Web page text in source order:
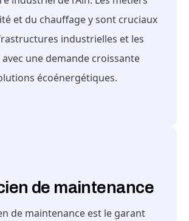
et du chauffage y sont cruciaux
industrielles et les
une demande croissante
écoénergétiques.
de maintenance
de maintenance est le garant